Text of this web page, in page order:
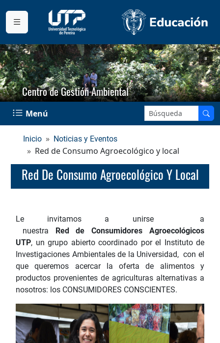
Centro de Gestión Ambiental
Menú Buscar en el sitio:
Inicio Noticias y Eventos
Red de Consumo Agroecológico y local
Red De Consumo Agroecológico Y Local
Le invitamos a unirse a
nuestra
Red de Consumidores Agroecológicos
UTP, un grupo abierto coordinado por el Instituto de
Investigaciones Ambientales de la Universidad, con el
que queremos acercar la oferta de alimentos y
productos provenientes de agriculturas alternativas a
nosotros: los CONSUMIDORES CONSCIENTES.